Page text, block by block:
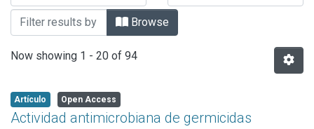
Browse
Now showing 1 - 20 of 94
Artículo Open Access
Actividad antimicrobiana de germicidas